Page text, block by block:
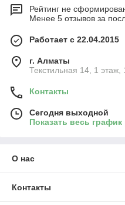
Рейтинг не
Менее 5 отзывов за
Работает с 22.04.2015
г. Алматы
Текстильная 14, 1
Контакты
Сегодня выходной
Показать весь
О нас
Контакты